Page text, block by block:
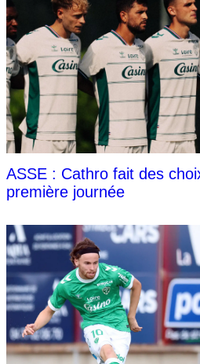
ASSE : Cathro fait des
première journée